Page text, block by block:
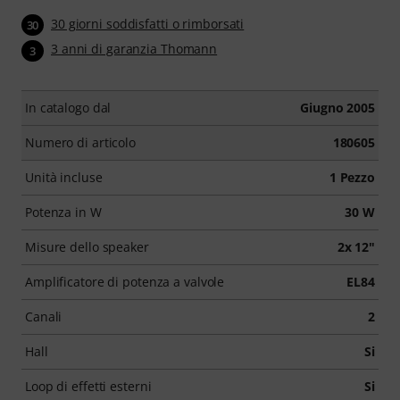
30 30 giorni soddisfatti o rimborsati
3 3 anni di garanzia Thomann
In catalogo dal Giugno 2005
Numero di articolo 180605
Unità incluse 1 Pezzo
Potenza in W 30 W
Misure dello speaker 2x 12"
Amplificatore di potenza a valvole EL84
Canali 2
Hall Si
Loop di effetti esterni Si